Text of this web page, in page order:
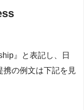
』と表記し、日
携の例文は下記を見